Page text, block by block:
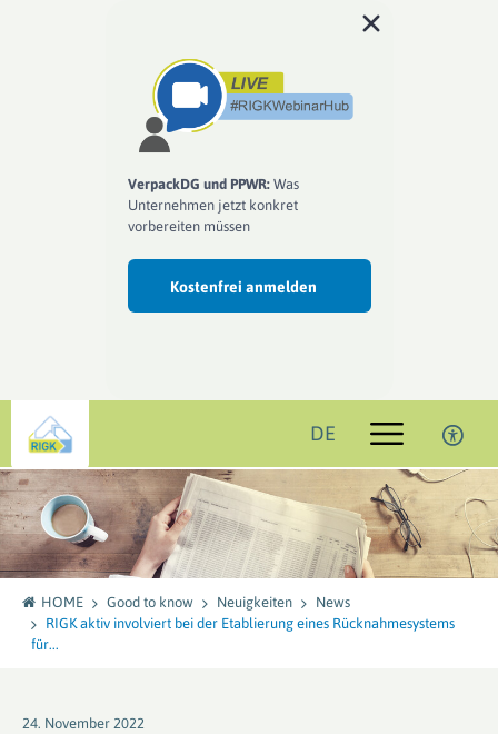
VerpackDG und PPWR:Was
Unternehmen jetzt konkret
vorbereiten müssen
Kostenfrei anmelden
DE
HOME Good to know Neuigkeiten
News
RIGK aktiv involviert bei der Etablierung eines Rücknahmesystems
für...
24. November 2022